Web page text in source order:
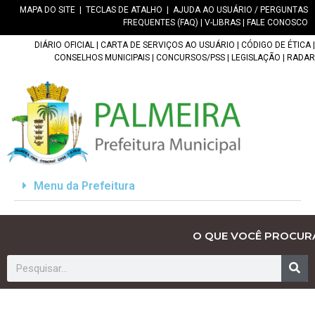
MAPA DO SITE TECLAS DE ATALHO
AJUDA AO USUÁRIO / PERGUNTAS
FREQUENTES (FAQ)
V-LIBRAS FALE CONOSCO
DIÁRIO OFICIAL CARTA DE SERVIÇOS AO USUÁRIO CÓDIGO DE ÉTICA|
CONSELHOS MUNICIPAIS
CONCURSOS/PSS LEGISLAÇÃO RADAR
Menu da Prefeitura
O QUE VOCÊ